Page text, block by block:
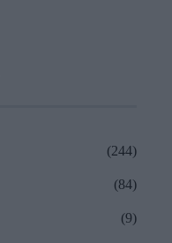
(244)
(84)
(9)